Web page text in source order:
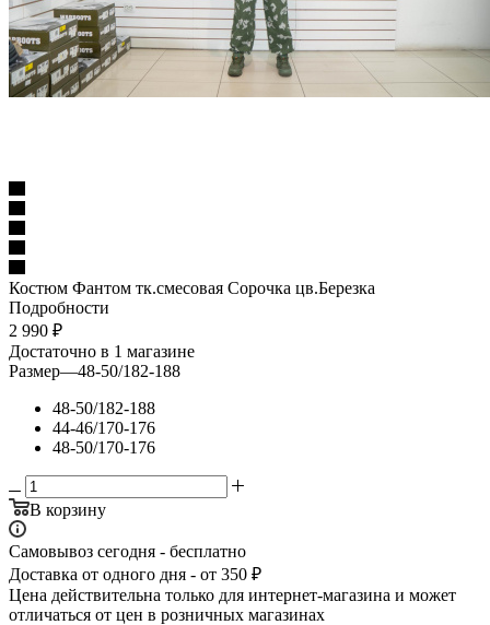
Костюм Фантом тк.смесовая Сорочка цв.Березка
Подробности
2 990 ₽
Достаточно в 1 магазине
Размер—48-50/182-188
48-50/182-188
44-46/170-176
48-50/170-176
В корзину
Самовывоз сегодня - бесплатно
Доставка от одного дня - от 350 ₽
Цена действительна только для интернет-магазина и может
отличаться от цен в розничных магазинах